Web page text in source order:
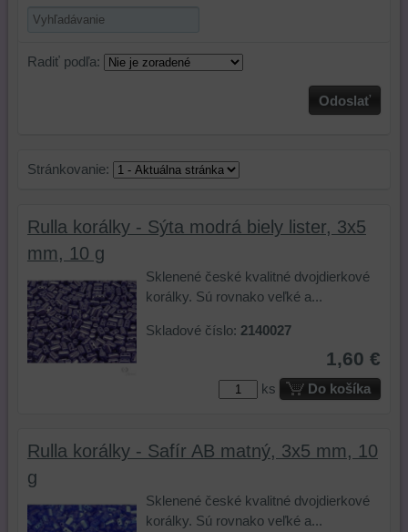
Radiť podľa:
Odoslať
Stránkovanie:
Rulla korálky - Sýta modrá biely lister, 3x5
mm, 10 g
Sklenené české kvalitné dvojdierkové
korálky. Sú rovnako veľké a...
Skladové číslo: 2140027
1,60 €
ks Do košíka
Rulla korálky - Safír AB matný, 3x5 mm, 10
g
Sklenené české kvalitné dvojdierkové
korálky. Sú rovnako veľké a...